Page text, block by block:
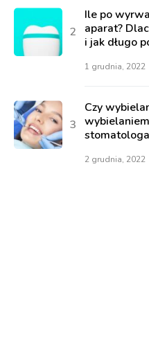
Ile po
aparat?
i jak długo
1 grudnia, 2022
Czy
stomatologa
2 grudnia, 2022